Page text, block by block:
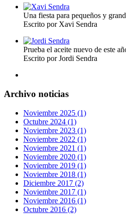
Una fiesta para pequeños y
Escrito por Xavi Sendra
Prueba el aceite nuevo de este
Escrito por Jordi Sendra
Archivo noticias
Noviembre 2025 (1)
Octubre 2024 (1)
Noviembre 2023 (1)
Noviembre 2022 (1)
Noviembre 2021 (1)
Noviembre 2020 (1)
Noviembre 2019 (1)
Noviembre 2018 (1)
Diciembre 2017 (2)
Noviembre 2017 (1)
Noviembre 2016 (1)
Octubre 2016 (2)